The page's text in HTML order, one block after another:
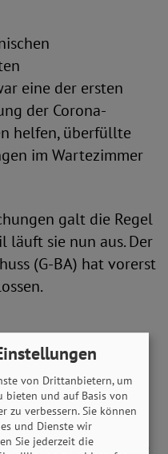
eine der ersten
der Corona-
helfen, überfüllte
im Wartezimmer
galt die Regel
läuft sie nun aus. Der
(G-BA) hat vorerst
als Alternative
Ärzte nach
für bis zu
einmalig um weitere
von Drittanbietern, um
bieten und auf Basis von
zu verbessern. Sie können
und Dienste wir
Sie jederzeit die